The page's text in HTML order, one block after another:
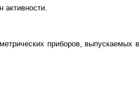
активности.
приборов, выпускаемых в